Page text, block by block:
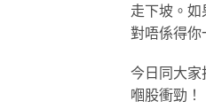
走下坡。
對唔係得你
今日同大家
嗰股衝勁！